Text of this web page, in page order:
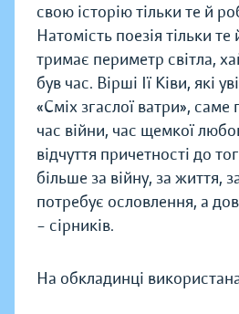
свою історію тільки те й
Натомість поезія тільки
тримає периметр світла,
був час. Вірші Ії Ківи, які
«Сміх згаслої ватри», саме
час війни, час щемкої
відчуття причетності до
більше за війну, за життя,
потребує ословлення, а
– сірників.
На обкладинці